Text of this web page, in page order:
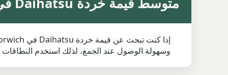
وسهولة الوصول عند الجمع، لذلك استخدم